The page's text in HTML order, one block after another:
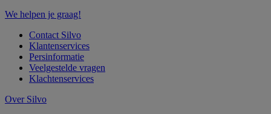
We helpen je graag!
Contact Silvo
Klantenservices
Persinformatie
Veelgestelde vragen
Klachtenservices
Over Silvo